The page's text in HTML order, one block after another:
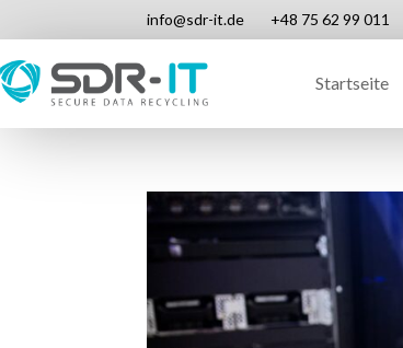
info@sdr-it.de +48 75 62 99 011
Startseite